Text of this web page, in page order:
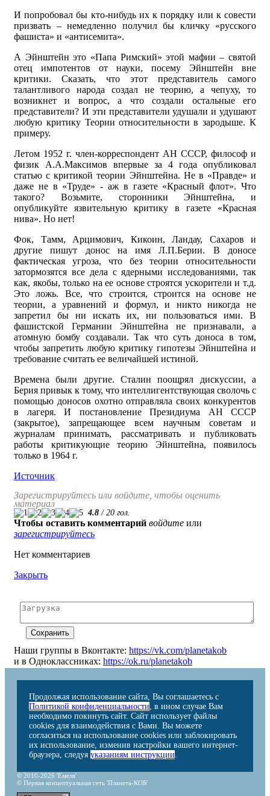
И попробовал бы кто-нибудь их к порядку или к совести
призвать – немедленно получил бы кличку «русского
фашиста» и «антисемита».
А Эйнштейн это «Папа Римский» этой мафии – святой
отец импотентов от науки, посему Эйнштейн вне
критики. Сказать, что этот представитель самого
талантливого народа создал не теорию, а чепуху, то
возникнет и вопрос, а что создали остальные его
представители? И эти представители удушали и удушают
любую критику Теории относительности в зародыше. К
примеру.
Летом 1952 г. член-корреспондент АН СССР, философ и
физик А.А.Максимов впервые за 4 года опубликовал
статью с критикой теории Эйнштейна. Не в «Правде» и
даже не в «Труде» - аж в газете «Красный флот». Что
такого? Возьмите, сторонники Эйнштейна, и
опубликуйте язвительную критику в газете «Красная
нива». Но нет!
Фок, Тамм, Арцимович, Кикоин, Ландау, Сахаров и
другие пишут донос на имя Л.П.Берии. В доносе
фактическая угроза, что без теории относительности
затормозятся все дела с ядерными исследованиями, так
как, якобы, только на ее основе строятся ускорители и т.д.
Это ложь. Все, что строится, строится на основе не
теории, а уравнений и формул, и никто никогда не
запретил бы ни искать их, ни пользоваться ими. В
фашистской Германии Эйнштейна не признавали, а
атомную бомбу создавали. Так что суть доноса в том,
чтобы запретить любую критику гипотезы Эйнштейна и
требование считать ее величайшей истиной.
Времена были другие. Сталин поощрял дискуссии, а
Берия привык к тому, что интеллигентствующая сволочь с
помощью доносов охотно отправляла своих конкурентов
в лагеря. И постановление Президиума АН СССР
(закрытое), запрещающее всем научным советам и
журналам принимать, рассматривать и публиковать
работы критикующие теорию Эйнштейна, появилось
только в 1964 г.
Источник
Зарегистрируйтесь или войдите, чтобы оценить
материал
4.8 / 20 гол.
Чтобы оставить комментарий войдите или
зарегистрируйтесь
Нет комментариев
Закрыть
Наши группы в Вконтакте: https://vk.com/planetakob
и в Одноклассниках: https://ok.ru/planetakob
Продолжая использование сайта, Вы соглашаетесь с
Политикой конфиденциальности , в ином случае Вам
необходимо покинуть сайт. Сайт использует файлы
cookies для взаимодействия с Вами. Вы можете
согласиться на использование cookies или заблокировать
их использование, изменив настройки вашего интернет-
браузера, следуя указаниям инструкции
© 2010-2026 'Емеля'
© Первая концептуальная сеть 'Планета-КОБ'